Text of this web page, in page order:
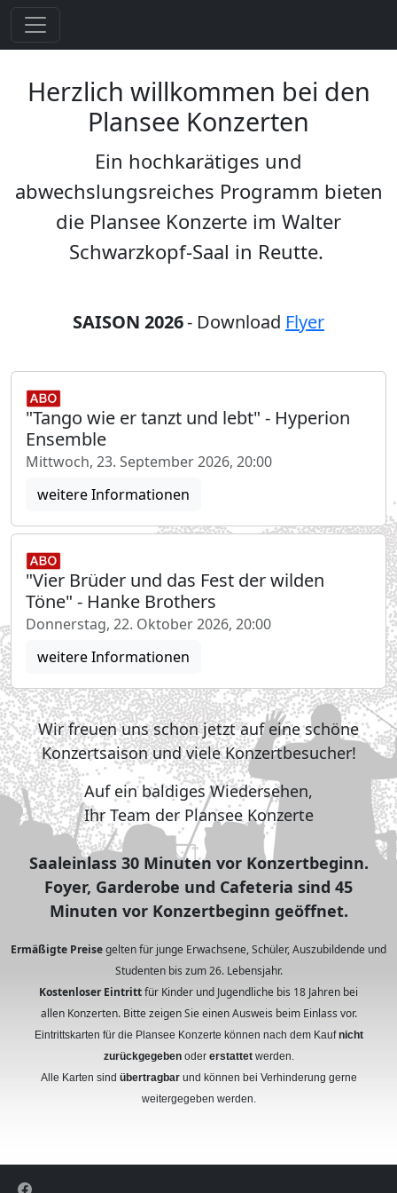
Herzlich willkommen bei den
Plansee Konzerten
Ein hochkarätiges und
abwechslungsreiches Programm bieten
die Plansee Konzerte im Walter
Schwarzkopf-Saal in Reutte.
SAISON 2026- Download Flyer
"Tango wie er tanzt und lebt" - Hyperion
Ensemble
Mittwoch, 23. September 2026, 20:00
weitere Informationen
"Vier Brüder und das Fest der wilden
Töne" - Hanke Brothers
Donnerstag, 22. Oktober 2026, 20:00
weitere Informationen
Wir freuen uns schon jetzt auf eine schöne
Konzertsaison und viele Konzertbesucher!
Auf ein baldiges Wiedersehen,
Ihr Team der Plansee Konzerte
Saaleinlass 30 Minuten vor Konzertbeginn.
Foyer, Garderobe und Cafeteria sind 45
Minuten vor Konzertbeginn geöffnet.
Ermäßigte Preisegelten für junge Erwachsene, Schüler, Auszubildende und
Studenten bis zum 26. Lebensjahr.
Kostenloser Eintrittfür Kinder und Jugendliche bis 18 Jahren bei
allen Konzerten. Bitte zeigen Sie einen Ausweis beim Einlass vor.
Eintrittskarten für die Plansee Konzerte können nach dem Kaufnicht
zurückgegebenoder erstattetwerden.
Alle Karten sind übertragbarund können bei Verhinderung gerne
weitergegeben werden.